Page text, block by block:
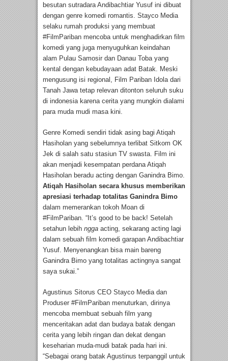
besutan sutradara Andibachtiar Yusuf ini dibuat
dengan genre komedi romantis. Stayco Media
selaku rumah produksi yang membuat
#FilmPariban mencoba untuk menghadirkan film
komedi yang juga menyuguhkan keindahan
alam Pulau Samosir dan Danau Toba yang
kental dengan kebudayaan adat Batak. Meski
mengusung isi regional, Film Pariban Idola dari
Tanah Jawa tetap relevan ditonton seluruh suku
di indonesia karena cerita yang mungkin dialami
para muda mudi masa kini.
Genre Komedi sendiri tidak asing bagi Atiqah
Hasiholan yang sebelumnya terlibat Sitkom OK
Jek di salah satu stasiun TV swasta. Film ini
akan menjadi kesempatan perdana Atiqah
Hasiholan beradu acting dengan Ganindra Bimo.
Atiqah Hasiholan secara khusus memberikan
apresiasi terhadap totalitas Ganindra Bimo
dalam memerankan tokoh Moan di
#FilmPariban. “It’s good to be back! Setelah
setahun lebih ngga acting, sekarang acting lagi
dalam sebuah film komedi garapan Andibachtiar
Yusuf. Menyenangkan bisa main bareng
Ganindra Bimo yang totalitas actingnya sangat
saya sukai.”
Agustinus Sitorus CEO Stayco Media dan
Produser #FilmPariban menuturkan, dirinya
mencoba membuat sebuah film yang
menceritakan adat dan budaya batak dengan
cerita yang lebih ringan dan dekat dengan
keseharian muda-mudi batak pada hari ini.
“Sebagai orang batak Agustinus terpanggil untuk